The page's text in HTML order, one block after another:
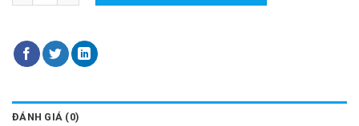
ĐÁNH GIÁ (0)